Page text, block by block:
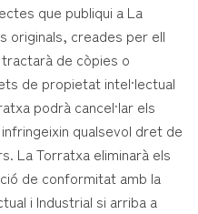
que publiqui a La
originals, creades per ell
de còpies o
de propietat intel·lectual
podrà cancel·lar els
qualsevol dret de
La Torratxa eliminarà els
de conformitat amb la
i Industrial si arriba a